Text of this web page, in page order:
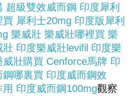
超級雙效威而鋼 印度犀利
買 犀利士20mg 印度版犀利
樂威壯 樂威壯哪裡買 樂
壯 印度樂威壯levifil 印度樂
威壯購買 Cenforce馬牌 印
鋼哪裏買 印度威而鋼效
印度威而鋼100mg觀察